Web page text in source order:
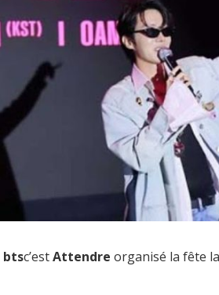
btsc’estAttendre organisé la fête